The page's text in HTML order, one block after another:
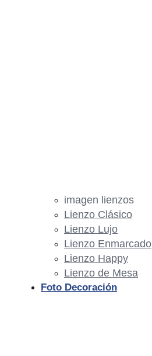
imagen lienzos
Lienzo Clásico
Lienzo Lujo
Lienzo Enmarcado
Lienzo Happy
Lienzo de Mesa
Foto Decoración